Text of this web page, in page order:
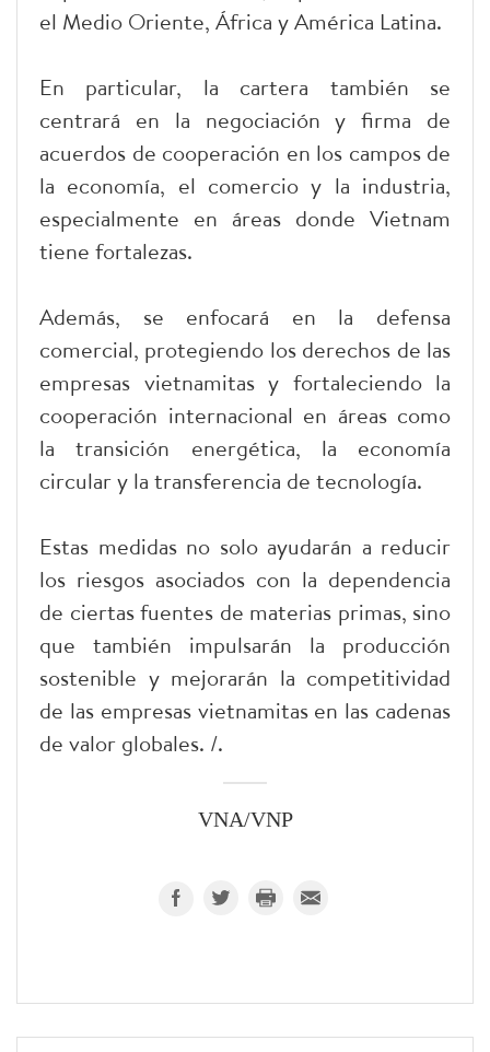
el Medio Oriente, África y América Latina.
En particular, la cartera también se
centrará en la negociación y firma de
acuerdos de cooperación en los campos de
la economía, el comercio y la industria,
especialmente en áreas donde Vietnam
tiene fortalezas.
Además, se enfocará en la defensa
comercial, protegiendo los derechos de las
empresas vietnamitas y fortaleciendo la
cooperación internacional en áreas como
la transición energética, la economía
circular y la transferencia de tecnología.
Estas medidas no solo ayudarán a reducir
los riesgos asociados con la dependencia
de ciertas fuentes de materias primas, sino
que también impulsarán la producción
sostenible y mejorarán la competitividad
de las empresas vietnamitas en las cadenas
de valor globales. /.
VNA/VNP